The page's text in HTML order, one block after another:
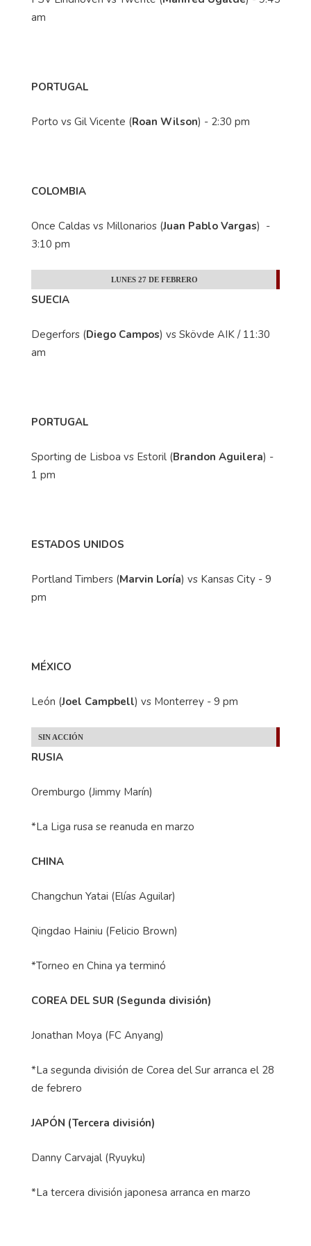
am
PORTUGAL
Porto vs Gil Vicente (Roan Wilson) - 2:30 pm
COLOMBIA
Once Caldas vs Millonarios (Juan Pablo Vargas) -
3:10 pm
LUNES 27 DE FEBRERO
SUECIA
Degerfors (Diego Campos) vs Skövde AIK / 11:30
am
PORTUGAL
Sporting de Lisboa vs Estoril (Brandon Aguilera) -
1 pm
ESTADOS UNIDOS
Portland Timbers (Marvin Loría) vs Kansas City - 9
pm
MÉXICO
León (Joel Campbell) vs Monterrey - 9 pm
SIN ACCIÓN
RUSIA
Oremburgo (Jimmy Marín)
*La Liga rusa se reanuda en marzo
CHINA
Changchun Yatai (Elías Aguilar)
Qingdao Hainiu (Felicio Brown)
*Torneo en China ya terminó
COREA DEL SUR (Segunda división)
Jonathan Moya (FC Anyang)
*La segunda división de Corea del Sur arranca el 28
de febrero
JAPÓN (Tercera división)
Danny Carvajal (Ryuyku)
*La tercera división japonesa arranca en marzo